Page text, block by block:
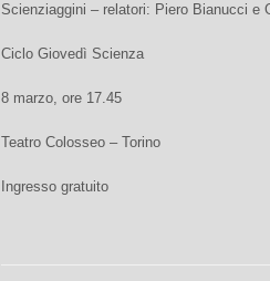
Scienziaggini – relatori: Piero Bianucci e
Ciclo Giovedì Scienza
8 marzo, ore 17.45
Teatro Colosseo – Torino
Ingresso gratuito